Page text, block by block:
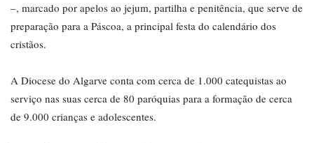
–, marcado por apelos ao jejum, partilha e penitência, que serve de
preparação para a Páscoa, a principal festa do calendário dos
cristãos.
A Diocese do Algarve conta com cerca de 1.000 catequistas ao
serviço nas suas cerca de 80 paróquias para a formação de cerca
de 9.000 crianças e adolescentes.